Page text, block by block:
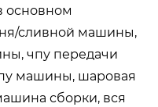
основном
сливной машины,
чпу передачи
машины, шаровая
сборки, вся